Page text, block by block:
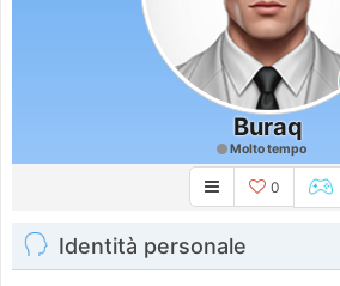
Buraq
Molto tempo
0
Identità personale